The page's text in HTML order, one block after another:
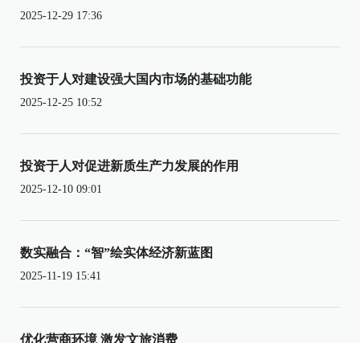
2025-12-29 17:36
投资于人对建设强大国内市场的基础功能
2025-12-25 10:52
投资于人对促进新质生产力发展的作用
2025-12-10 09:01
数实融合：“智”绘实体经济新蓝图
2025-11-19 15:41
优化营商环境 激发文旅消费